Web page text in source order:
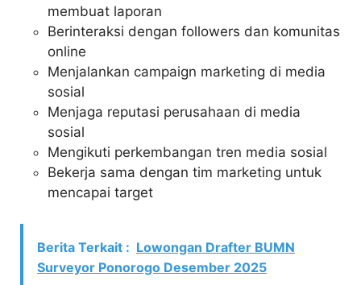
membuat laporan
Berinteraksi dengan followers dan komunitas
online
Menjalankan campaign marketing di media
sosial
Menjaga reputasi perusahaan di media
sosial
Mengikuti perkembangan tren media sosial
Bekerja sama dengan tim marketing untuk
mencapai target
Berita Terkait : Lowongan Drafter BUMN
Surveyor Ponorogo Desember 2025